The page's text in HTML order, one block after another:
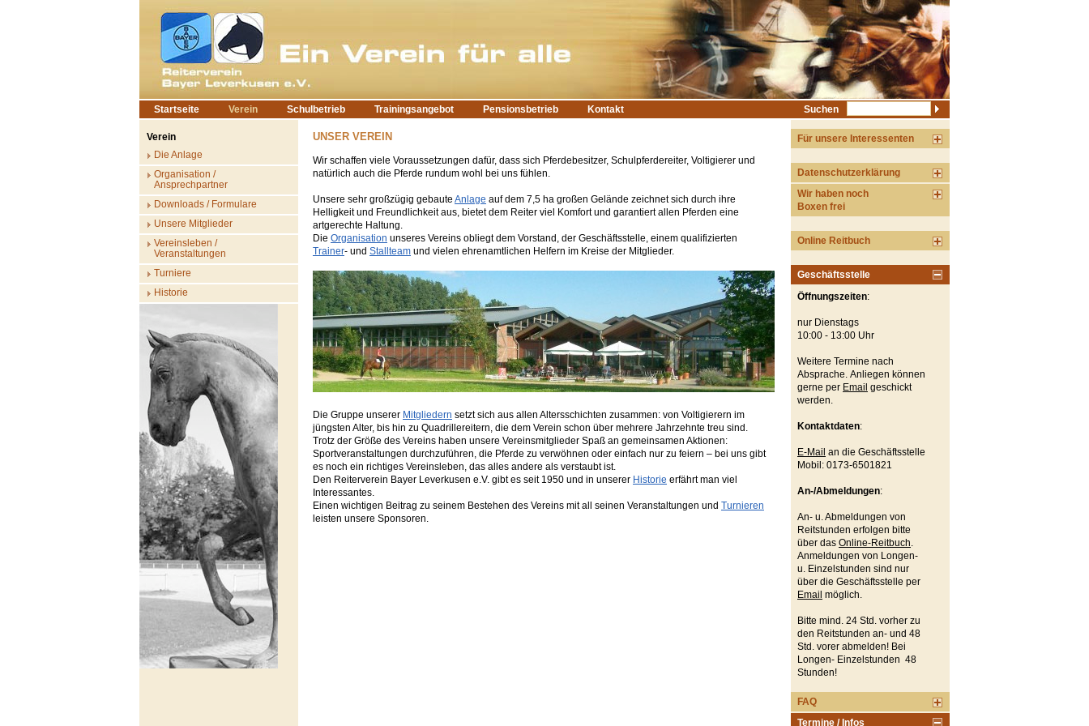
Startseite Verein Schulbetrieb Trainingsangebot Pensionsbetrieb Kontakt Suchen
Verein
Die Anlage
Organisation /
Ansprechpartner
Downloads / Formulare
Unsere Mitglieder
Vereinsleben /
Veranstaltungen
Turniere
Historie
UNSER VEREIN
Wir schaffen viele Voraussetzungen dafür, dass sich Pferdebesitzer, Schulpferdereiter, Voltigierer und
natürlich auch die Pferde rundum wohl bei uns fühlen.
Unsere sehr großzügig gebaute Anlage auf dem 7,5 ha großen Gelände zeichnet sich durch ihre
Helligkeit und Freundlichkeit aus, bietet dem Reiter viel Komfort und garantiert allen Pferden eine
artgerechte Haltung.
Die Organisation unseres Vereins obliegt dem Vorstand, der Geschäftsstelle, einem qualifizierten
Trainer- und Stallteam und vielen ehrenamtlichen Helfern im Kreise der Mitglieder.
Die Gruppe unserer Mitgliedern setzt sich aus allen Altersschichten zusammen: von Voltigierern im
jüngsten Alter, bis hin zu Quadrillereitern, die dem Verein schon über mehrere Jahrzehnte treu sind.
Trotz der Größe des Vereins haben unsere Vereinsmitglieder Spaß an gemeinsamen Aktionen:
Sportveranstaltungen durchzuführen, die Pferde zu verwöhnen oder einfach nur zu feiern – bei uns gibt
es noch ein richtiges Vereinsleben, das alles andere als verstaubt ist.
Den Reiterverein Bayer Leverkusen e.V. gibt es seit 1950 und in unserer Historie erfährt man viel
Interessantes.
Einen wichtigen Beitrag zu seinem Bestehen des Vereins mit all seinen Veranstaltungen und Turnieren
leisten unsere Sponsoren.
Für unsere Interessenten
Datenschutzerklärung
Wir haben noch
Boxen frei
Online Reitbuch
Geschäftsstelle
Öffnungszeiten:
nur Dienstags
10:00 - 13:00 Uhr
Weitere Termine nach
Absprache. Anliegen können
gerne per Email geschickt
werden.
Kontaktdaten:
E-Mail an die Geschäftsstelle
Mobil: 0173-6501821
An-/Abmeldungen:
An- u. Abmeldungen von
Reitstunden erfolgen bitte
über das Online-Reitbuch.
Anmeldungen von Longen-
u. Einzelstunden sind nur
über die Geschäftsstelle per
Email möglich.
Bitte mind. 24 Std. vorher zu
den Reitstunden an- und 48
Std. vorer abmelden! Bei
Longen- Einzelstunden 48
Stunden!
FAQ
Termine / Infos